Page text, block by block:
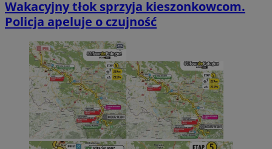
Wakacyjny tłok sprzyja kieszonkowcom.
Policja apeluje o czujność